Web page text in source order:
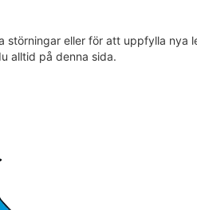
eller för att uppfylla nya
alltid på denna sida.